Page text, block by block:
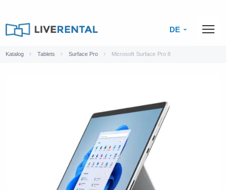
DE
Katalog Tablets Surface Pro Microsoft Surface Pro 8